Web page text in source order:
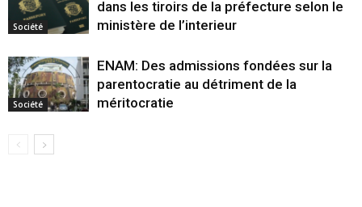
Société
dans les tiroirs de la préfecture selon le
ministère de l’interieur
Société
ENAM: Des admissions fondées sur la
parentocratie au détriment de la
méritocratie